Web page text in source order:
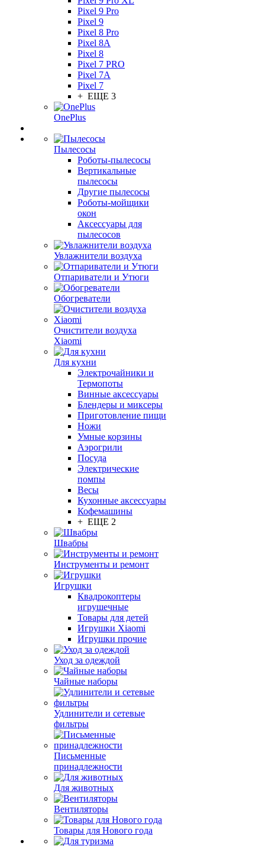
Pixel 9 Pro
Pixel 9
Pixel 8 Pro
Pixel 8A
Pixel 8
Pixel 7 PRO
Pixel 7A
Pixel 7
+ ЕЩЕ 3
OnePlus
Пылесосы
Роботы-пылесосы
Вертикальные
пылесосы
Другие пылесосы
Роботы-мойщики
окон
Аксессуары для
пылесосов
Увлажнители воздуха
Отпариватели и Утюги
Обогреватели
Очистители воздуха
Xiaomi
Для кухни
Электрочайники и
Термопоты
Винные аксессуары
Блендеры и миксеры
Приготовление пищи
Ножи
Умные корзины
Аэрогрили
Посуда
Электрические
помпы
Весы
Кухонные аксессуары
Кофемашины
+ ЕЩЕ 2
Швабры
Инструменты и ремонт
Игрушки
Квадрокоптеры
игрушечные
Товары для детей
Игрушки Xiaomi
Игрушки прочие
Уход за одеждой
Чайные наборы
Удлинители и сетевые
фильтры
Письменные
принадлежности
Для животных
Вентиляторы
Товары для Нового года